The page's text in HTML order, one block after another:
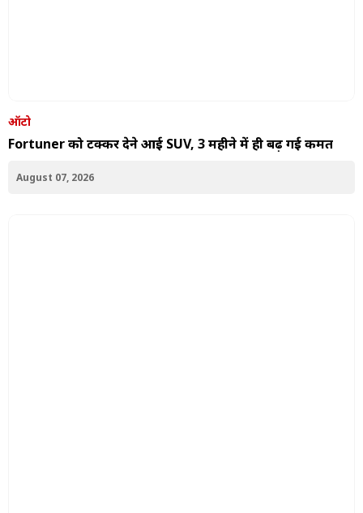
ऑटो
Fortuner को टक्कर देने आई SUV, 3 महीने में ही बढ़ गई कीमत
August 07, 2026